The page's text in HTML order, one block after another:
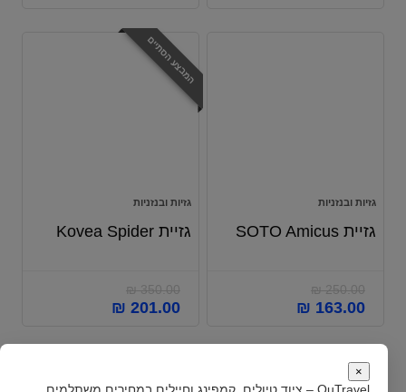
גזיות ובנזניות
גזיית SOTO Amicus
₪250.00
₪ 163.00
המבצע הסתיים
גזיות ובנזניות
גזיית Kovea Spider
₪350.00
₪ 201.00
×